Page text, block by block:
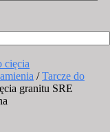
cięcia
/Tarcze do
granitu SRE